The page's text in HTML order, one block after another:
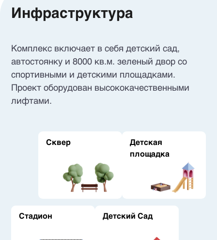
Инфраструктура
Комплекс включает в себя детский сад,
автостоянку и 8000 кв.м. зеленый двор со
спортивными и детскими площадками.
Проект оборудован высококачественными
лифтами.
Сквер
Детская
площадка
Стадион Детский Сад